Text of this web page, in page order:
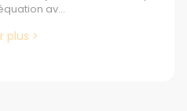
av...
plus >